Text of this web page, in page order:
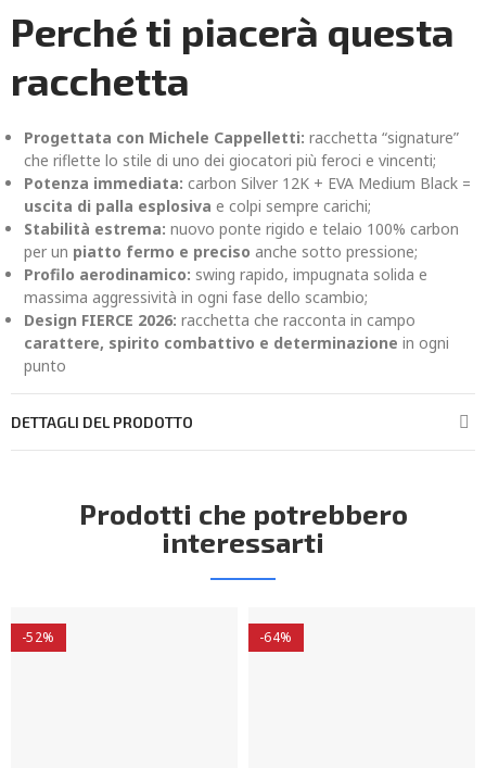
Perché ti piacerà questa
racchetta
Progettata con Michele Cappelletti: racchetta “signature”
che riflette lo stile di uno dei giocatori più feroci e vincenti;
Potenza immediata: carbon Silver 12K + EVA Medium Black =
uscita di palla esplosiva e colpi sempre carichi;
Stabilità estrema: nuovo ponte rigido e telaio 100% carbon
per un piatto fermo e preciso anche sotto pressione;
Profilo aerodinamico: swing rapido, impugnata solida e
massima aggressività in ogni fase dello scambio;
Design FIERCE 2026: racchetta che racconta in campo
carattere, spirito combattivo e determinazione in ogni
punto
DETTAGLI DEL PRODOTTO
Prodotti che potrebbero
interessarti
-52% -64%